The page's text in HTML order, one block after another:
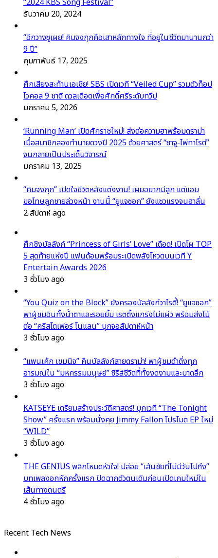
“2024 KBS Song Festival”
ธันวาคม 20, 2024
“อีกวางซูเผย! คิมจงกุกคือเสาหลักทางใจ ที่อยู่ในชีวิตมานานกว่า
9 ปี”
กุมภาพันธ์ 17, 2025
ศึกเสียงสะท้านเอเชีย! SBS เปิดเวที “Veiled Cup” รวมตัวท็อป
โวคอล 9 ชาติ ดวลเดือดเพื่อศักดิ์ศรีระดับทวีป
มกราคม 5, 2026
‘Running Man’ เปิดศักราชใหม่! ส่งต่อความฮาพร้อมดราม่า
เมื่อสมาชิกลองทำนายดวงปี 2025 ด้วยศาสตร์ “ซาจู-ไพ่ทาโรต์”
จนกลายเป็นประเด็นวิจารณ์
มกราคม 13, 2025
“คิมจงกุก” เปิดใจชีวิตหลังแต่งงาน! เผยอยากมีลูก แต่แอบ
ขอโทษลูกชายล่วงหน้า งานนี้ “ยูแจซอก” ยังแซวแรงจนฮาลั่น
2 สัปดาห์ ago
ศึกชิงบัลลังก์ “Princess of Girls’ Love” เดือด! เปิดโผ TOP
5 สุดท้ายแห่งปี แฟนด้อมพร้อมระเบิดพลังโหวตบนเวที Y
Entertain Awards 2026
3 ชั่วโมง ago
“You Quiz on the Block” ยังครองบัลลังก์วาไรตี้! “ยูแจซอก”
พาผู้ชมอินทั้งน้ำตาและรอยยิ้ม เรตติ้งแกร่งไม่แผ่ว พร้อมส่งไม้
ต่อ “คริสโตเฟอร์ โนแลน” บุกจอสัปดาห์หน้า
3 ชั่วโมง ago
“แพนเค้ก เขมนิจ” คืนบัลลังก์สายดราม่า! พาผู้ชมดำดิ่งทุก
อารมณ์ใน “มหกรรมมนุษย์” ซีรีส์ชีวิตที่ทั้งงดงามและบาดลึก
3 ชั่วโมง ago
KATSEYE เตรียมสร้างประวัติศาสตร์! บุกเวที “The Tonight
Show” ครั้งแรก พร้อมนั่งคุย Jimmy Fallon โปรโมต EP ใหม่
“WILD”
3 ชั่วโมง ago
THE GENIUS พลิกโหมดหัวใจ! ปล่อย “เส้นชัยที่ไม่มีวันไปถึง”
บทเพลงอกหักครั้งแรก ปิดฉากตัวตนเดิมก่อนเปิดเกมใหม่ใน
เส้นทางดนตรี
4 ชั่วโมง ago
Recent Tech News